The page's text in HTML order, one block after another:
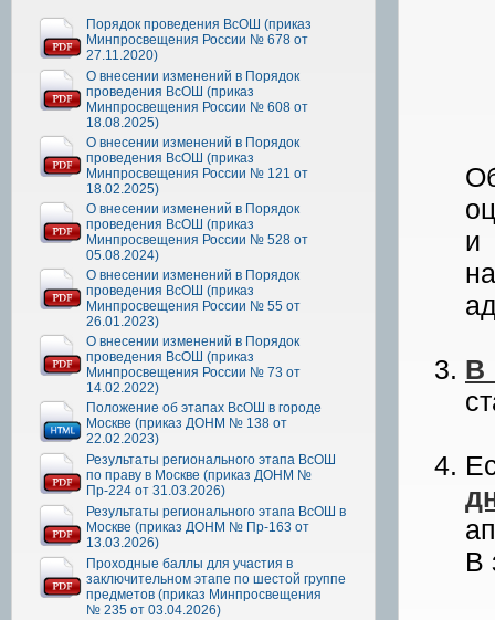
Порядок проведения ВсОШ (приказ
Минпросвещения России № 678 от
27.11.2020)
О внесении изменений в Порядок
проведения ВсОШ (приказ
Минпросвещения России № 608 от
18.08.2025)
О внесении изменений в Порядок
проведения ВсОШ (приказ
Минпросвещения России № 121 от
18.02.2025)
О внесении изменений в Порядок
проведения ВсОШ (приказ
Минпросвещения России № 528 от
05.08.2024)
О внесении изменений в Порядок
проведения ВсОШ (приказ
Минпросвещения России № 55 от
26.01.2023)
О внесении изменений в Порядок
проведения ВсОШ (приказ
Минпросвещения России № 73 от
14.02.2022)
Положение об этапах ВсОШ в городе
Москве (приказ ДОНМ № 138 от
22.02.2023)
Результаты регионального этапа ВсОШ
по праву в Москве (приказ ДОНМ №
Пр-224 от 31.03.2026)
Результаты регионального этапа ВсОШ в
Москве (приказ ДОНМ № Пр-163 от
13.03.2026)
Проходные баллы для участия в
заключительном этапе по шестой группе
предметов (приказ Минпросвещения
№ 235 от 03.04.2026)
и
В
В